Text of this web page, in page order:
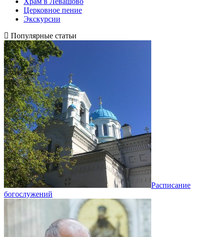
Церковное пение
Экскурсии
Популярные статьи
Расписание
богослужений